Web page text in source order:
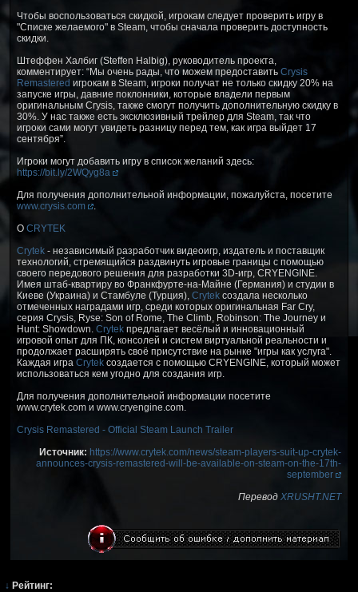
Чтобы воспользоваться скидкой, игрокам следует проверить игру в
"Списке желаемого" в Steam, чтобы сначала проверить доступность
скидки.
Штеффен Халбиг (Steffen Halbig), руководитель проекта,
комментирует: “Мы очень рады, что можем предоставить Crysis
Remastered игрокам в Steam, игроки получат не только скидку 20% на
запуске игры, давние поклонники, которые владели первым
оригинальным Crysis, также смогут получить дополнительную скидку в
30%. У нас также есть эксклюзивный трейлер для Steam, так что
игроки сами могут увидеть разницу перед тем, как игра выйдет 17
сентября”.
Игроки могут добавить игру в список желаний здесь:
https://bit.ly/2WQyg8a
Для получения дополнительной информации, пожалуйста, посетите
www.crysis.com
О CRYTEK
Crytek - независимый разработчик видеоигр, издатель и поставщик
технологий, стремящийся раздвинуть игровые границы с помощью
своего передового решения для разработки 3D-игр, CRYENGINE.
Имея штаб-квартиру во Франкфурте-на-Майне (Германия) и студии в
Киеве (Украина) и Стамбуле (Турция), Crytek создала несколько
отмеченных наградами игр, среди которых оригинальная Far Cry,
серия Crysis, Ryse: Son of Rome, The Climb, Robinson: The Journey и
Hunt: Showdown. Crytek предлагает весёлый и инновационный
игровой опыт для ПК, консолей и систем виртуальной реальности и
продолжает расширять своё присутствие на рынке "игры как услуга".
Каждая игра Crytek создается с помощью CRYENGINE, который может
использоваться кем угодно для создания игр.
Для получения дополнительной информации посетите
www.crytek.com и www.cryengine.com.
Crysis Remastered - Official Steam Launch Trailer
Источник: https://www.crytek.com/news/steam-players-suit-up-crytek-
announces-crysis-remastered-will-be-available-on-steam-on-the-17th-
september
Перевод XRUSHT.NET
↓ Рейтинг: